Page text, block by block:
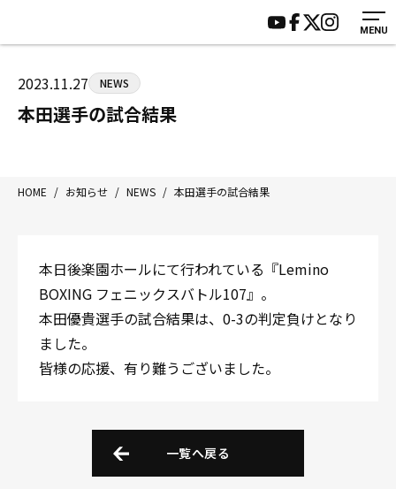
MENU
八王子中屋ボクシングジム
〒192-0072 東京都八王子市南町3-8 第2原嶋ビル1F
Tel/Fax：042-622-7222
営業時間：月〜土 14:00〜22:00 / 日・祝 14:00〜19:00
HOME
ジムについて
トレーニング
入会案内
施設紹介
サポーター募集
2023.11.27 NEWS
本田選手の試合結果
HOME / お知らせ / NEWS / 本田選手の試合結果
本日後楽園ホールにて行われている『Lemino
BOXING フェニックスバトル107』。
本田優貴選手の試合結果は、0-3の判定負けとなり
ました。
皆様の応援、有り難うございました。
一覧へ戻る